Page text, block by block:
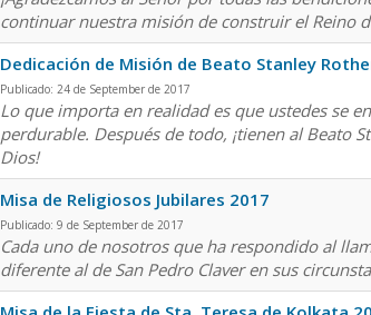
continuar nuestra misión de construir el Reino
Dedicación de Misión de Beato Stanley
Publicado: 24 de September de 2017
Lo que importa en realidad es que ustedes se
perdurable. Después de todo, ¡tienen al Beato
Dios!
Misa de Religiosos Jubilares 2017
Publicado: 9 de September de 2017
Cada uno de nosotros que ha respondido al
diferente al de San Pedro Claver en sus